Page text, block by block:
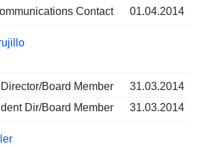
Contact 01.04.2014
Director/Board Member
31.03.2014
Dir/Board Member
31.03.2014